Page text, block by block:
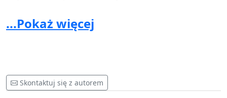
Ministrów RP (wówczas był to Donald Tusk) i nikt wtedy
nie uważał to za powód do skreślenia Prof. Steliny z listy
praktyka obecnego rządu, taki mechanizm
funkcjonował już wcześniej). W naszej opinii,
...Pokaż więcej
Skontaktuj się z autorem